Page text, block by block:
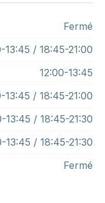
Fermé
13:45 / 18:45-21:00
12:00-13:45
13:45 / 18:45-21:00
13:45 / 18:45-21:30
13:45 / 18:45-21:30
Fermé